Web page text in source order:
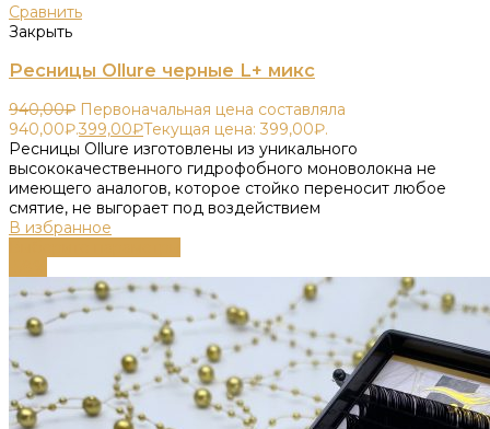
Сравнить
Закрыть
Ресницы Ollure черные L+ микс
940,00₽ Первоначальная цена составляла
940,00₽.399,00₽Текущая цена: 399,00₽.
Ресницы Ollure изготовлены из уникального
высококачественного гидрофобного моноволокна не
имеющего аналогов, которое стойко переносит любое
смятие, не выгорает под воздействием
В избранное